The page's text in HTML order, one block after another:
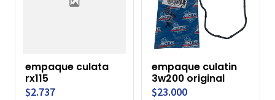
empaque culata
rx115
$2.737
empaque culatin
3w200 original
$23.000